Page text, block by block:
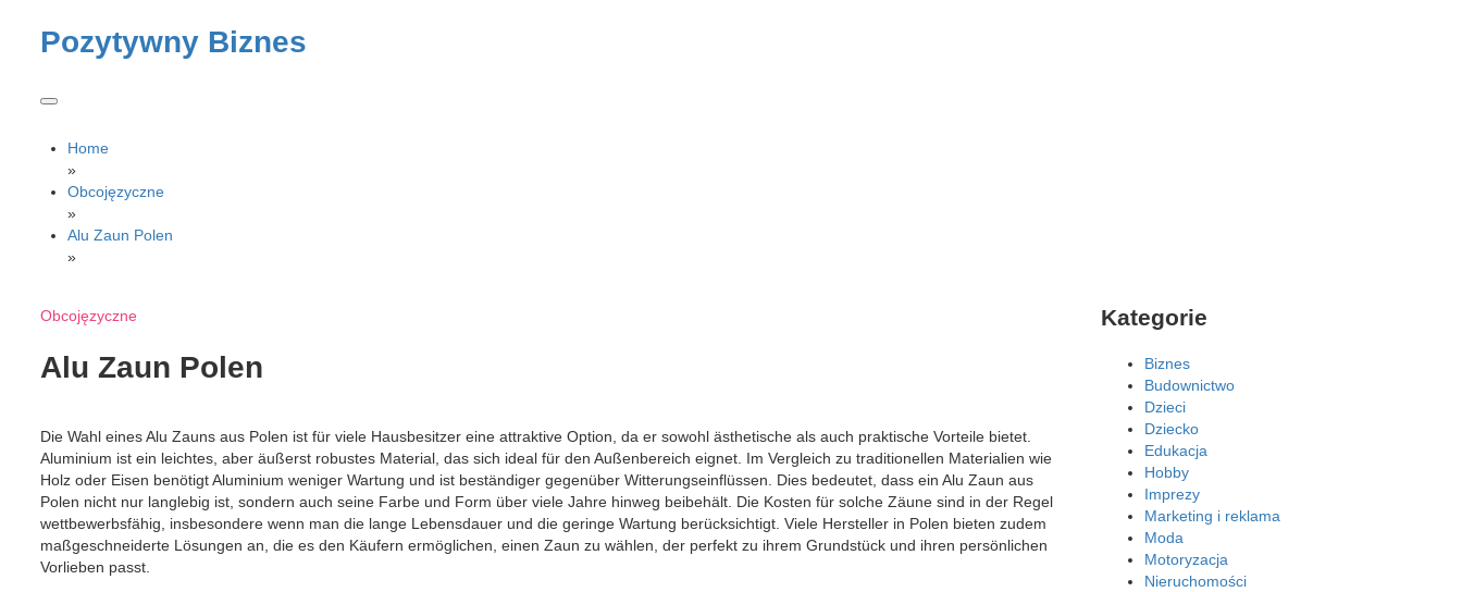
contentPozytywny Biznes
Home
»
Obcojęzyczne
»
Alu Zaun Polen
»
Obcojęzyczne
Alu Zaun Polen
Die Wahl eines Alu Zauns aus Polen ist für viele Hausbesitzer eine attraktive Option, da er sowohl ästhetische als auch praktische Vorteile bietet.
Aluminium ist ein leichtes, aber äußerst robustes Material, das sich ideal für den Außenbereich eignet. Im Vergleich zu traditionellen Materialien wie
Holz oder Eisen benötigt Aluminium weniger Wartung und ist beständiger gegenüber Witterungseinflüssen. Dies bedeutet, dass ein Alu Zaun aus
Polen nicht nur langlebig ist, sondern auch seine Farbe und Form über viele Jahre hinweg beibehält. Die Kosten für solche Zäune sind in der Regel
wettbewerbsfähig, insbesondere wenn man die lange Lebensdauer und die geringe Wartung berücksichtigt. Viele Hersteller in Polen bieten zudem
maßgeschneiderte Lösungen an, die es den Käufern ermöglichen, einen Zaun zu wählen, der perfekt zu ihrem Grundstück und ihren persönlichen
Vorlieben passt.
Kategorie
Biznes
Budownictwo
Dzieci
Dziecko
Edukacja
Hobby
Imprezy
Marketing i reklama
Moda
Motoryzacja
Nieruchomości